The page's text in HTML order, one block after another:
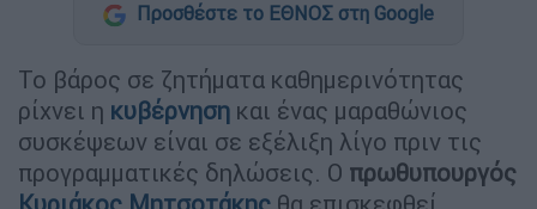
Προσθέστε το ΕΘΝΟΣ στη Google
Το βάρος σε ζητήματα καθημερινότητας
ρίχνει η κυβέρνηση και ένας μαραθώνιος
συσκέψεων είναι σε εξέλιξη λίγο πριν τις
προγραμματικές δηλώσεις. Ο πρωθυπουργός